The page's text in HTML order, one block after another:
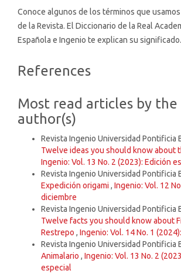
Conoce algunos de los términos que
de la Revista. El Diccionario de la Real
Española e Ingenio te explican su significado.
Article
References
Most read articles by the
author(s)
Revista Ingenio Universidad Pontificia
Twelve ideas you should know about
Ingenio: Vol. 13 No. 2 (2023): Edición
Revista Ingenio Universidad Pontificia
Expedición origami , Ingenio: Vol. 12
diciembre
Revista Ingenio Universidad Pontificia
Twelve facts you should know about
Restrepo , Ingenio: Vol. 14 No. 1
Revista Ingenio Universidad Pontificia
Animalario , Ingenio: Vol. 13 No. 2
especial